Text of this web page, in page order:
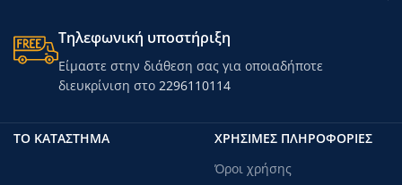
Τηλεφωνική υποστήριξη
Είμαστε στην διάθεση σας για οποιαδήποτε
διευκρίνιση στο 2296110114
ΤΟ ΚΑΤΑΣΤΗΜΑ
ΧΡΗΣΙΜΕΣ ΠΛΗΡΟΦΟΡΙΕΣ
Όροι χρήσης